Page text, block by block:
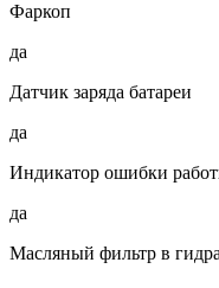
Фаркоп
да
Датчик заряда батареи
да
Индикатор ошибки
да
Масляный фильтр в